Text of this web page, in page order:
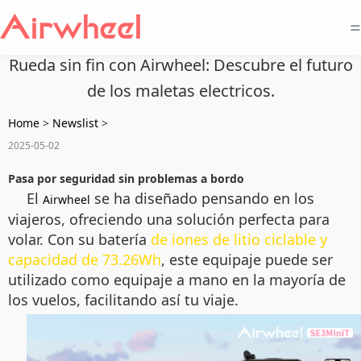
=
Rueda sin fin con Airwheel: Descubre el futuro
de los maletas electricos.
Home > Newslist >
2025-05-02
Pasa por seguridad sin problemas a bordo
El Airwheel se ha diseñado pensando en los
viajeros, ofreciendo una solución perfecta para
volar. Con su batería de iones de litio ciclable y
capacidad de 73.26Wh, este equipaje puede ser
utilizado como equipaje a mano en la mayoría de
los vuelos, facilitando así tu viaje.